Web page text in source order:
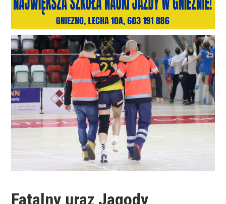
Fatalny uraz Jagody